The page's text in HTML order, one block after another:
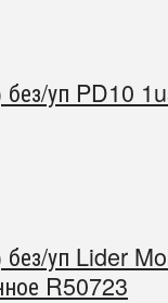
уп PD10
уп Lider
R50723